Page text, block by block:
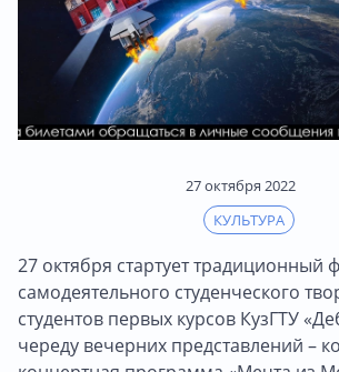
27 октября 2022
КУЛЬТУРА
27 октября стартует традиционный
самодеятельного студенческого
студентов первых курсов КузГТУ
череду вечерних представлений –